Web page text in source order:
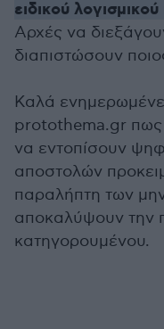
ειδικού
Αρχές να
διαπιστώσουν
Καλά
protothema.gr πως
να εντοπίσουν
αποστολών
παραλήπτη των
αποκαλύψουν την
κατηγορουμένου.